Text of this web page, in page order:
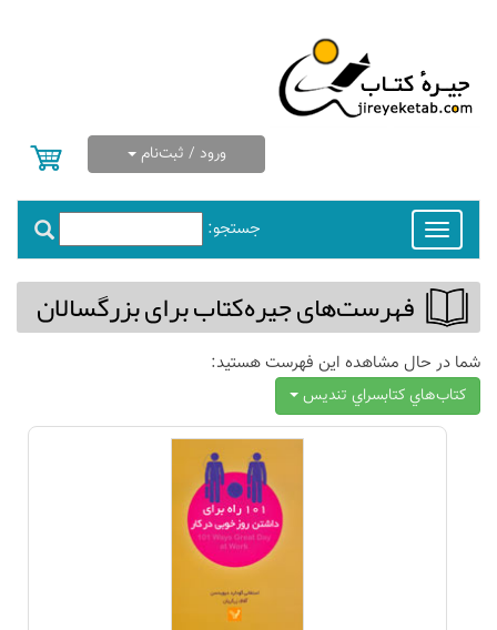
ورود / ثبت‌نام
جستجو:
Toggle
navigation
فهرست‌های جیره‌كتاب برای بزرگسالان
شما در حال مشاهده این فهرست هستید:
كتاب‌هاي كتابسراي تنديس